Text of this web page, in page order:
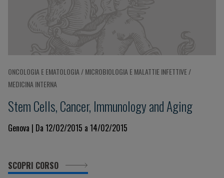
ONCOLOGIA E EMATOLOGIA / MICROBIOLOGIA E MALATTIE INFETTIVE /
MEDICINA INTERNA
Stem Cells, Cancer, Immunology and Aging
Genova | Da 12/02/2015 a 14/02/2015
SCOPRI CORSO